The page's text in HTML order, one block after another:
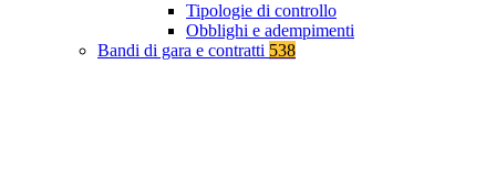
Tipologie di controllo
Obblighi e adempimenti
Bandi di gara e contratti 538